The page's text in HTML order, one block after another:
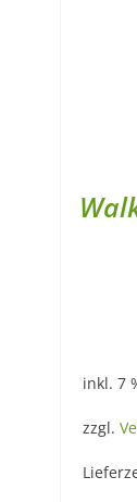
inkl. 7
zzgl.